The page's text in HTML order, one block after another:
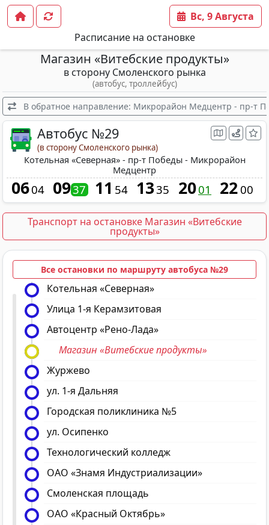
Расписание на остановке
Вс, 9 Августа
Магазин «Витебские продукты»
в сторону Смоленского рынка
(автобус, троллейбус)
В обратное направление: Микрорайон Медцентр - пр-т
Автобус №29
(в сторону Смоленского рынка)
Котельная «Северная» - пр-т Победы - Микрорайон
Медцентр
0604 0937 11 54 1335 2001 22 00
Транспорт на остановке Магазин «Витебские
продукты»
Все остановки по маршруту автобуса №29
Котельная «Северная»
Улица 1-я Керамзитовая
Автоцентр «Рено-Лада»
Магазин «Витебские продукты»
Журжево
ул. 1-я Дальняя
Городская поликлиника №5
ул. Осипенко
Технологический колледж
ОАО «Знамя Индустриализации»
Смоленская площадь
ОАО «Красный Октябрь»